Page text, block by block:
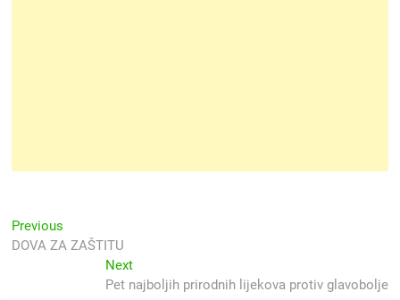
Navigacija
objava
Previous
post:
DOVA ZA ZAŠTITU
NextNext
post:
Pet najboljih prirodnih lijekova protiv glavobolje